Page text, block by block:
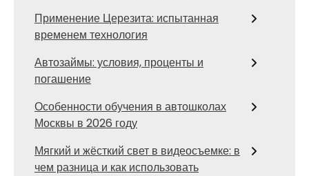
Применение Церезита: испытанная
временем технология
Автозаймы: условия, проценты и
погашение
Особенности обучения в автошколах
Москвы в 2026 году
Мягкий и жёсткий свет в видеосъемке: в
чем разница и как использовать